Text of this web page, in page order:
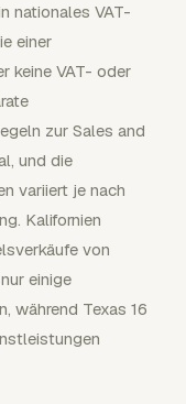
nationales VAT-
einer
keine VAT- oder
zur Sales and
und die
variiert je nach
Kalifornien
von
einige
während Texas 16